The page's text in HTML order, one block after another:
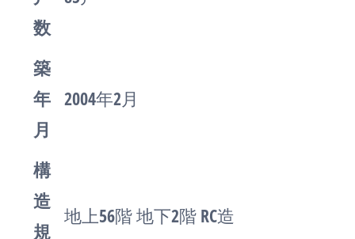
数
築
年
月
2004年2月
構
造
規
地上56階 地下2階 RC造